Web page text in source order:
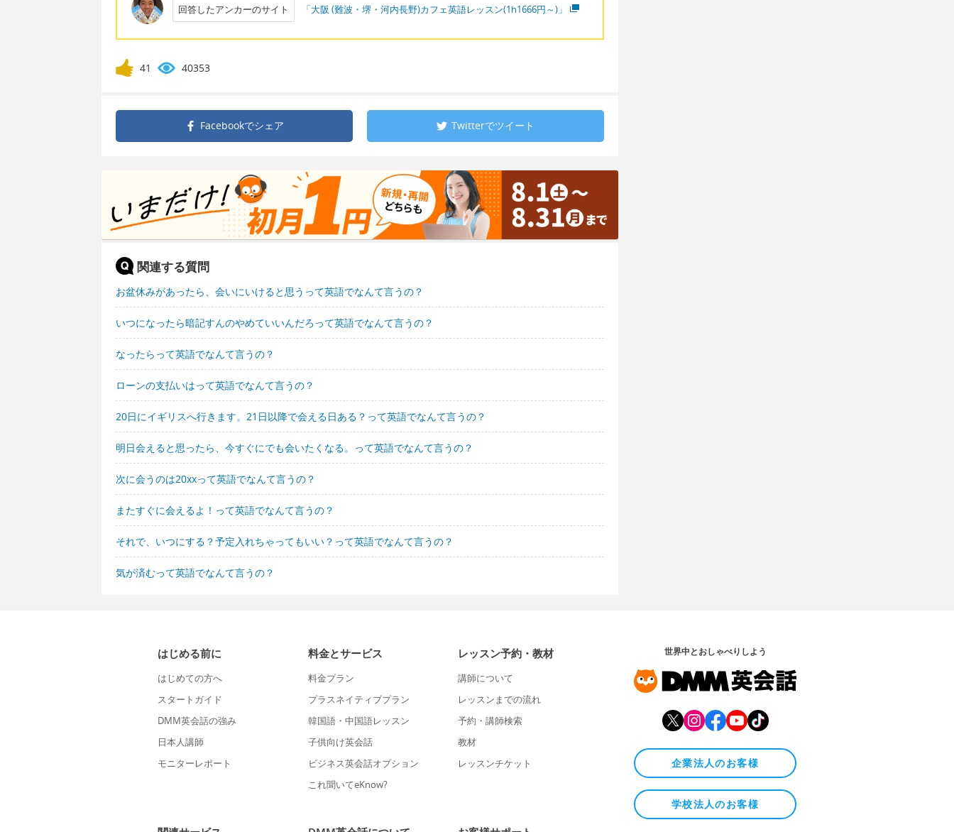
回答したアンカーのサイト 「大阪 (難波・堺・河内長野)カフェ英語レッスン(1h1666円～)」
41 40353
Facebookでシェア Twitterでツイート
関連する質問
お盆休みがあったら、会いにいけると思うって英語でなんて言うの？
いつになったら暗記すんのやめていいんだろって英語でなんて言うの？
なったらって英語でなんて言うの？
ローンの支払いはって英語でなんて言うの？
20日にイギリスへ行きます。21日以降で会える日ある？って英語でなんて言うの？
明日会えると思ったら、今すぐにでも会いたくなる。って英語でなんて言うの？
次に会うのは20xxって英語でなんて言うの？
またすぐに会えるよ！って英語でなんて言うの？
それで、いつにする？予定入れちゃってもいい？って英語でなんて言うの？
気が済むって英語でなんて言うの？
はじめる前に
はじめての方へ
スタートガイド
DMM英会話の強み
日本人講師
モニターレポート
料金とサービス
料金プラン
プラスネイティブプラン
韓国語・中国語レッスン
子供向け英会話
ビジネス英会話オプション
これ聞いてeKnow?
レッスン予約・教材
講師について
レッスンまでの流れ
予約・講師検索
教材
レッスンチケット
世界中とおしゃべりしよう
企業法人のお客様
学校法人のお客様